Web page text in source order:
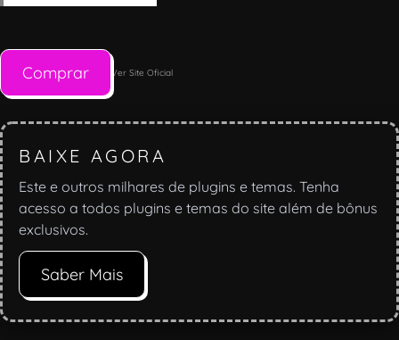
Comprar Ver Site Oficial
BAIXE AGORA
Este e outros milhares de plugins e temas. Tenha
acesso a todos plugins e temas do site além de bônus
exclusivos.
Saber Mais